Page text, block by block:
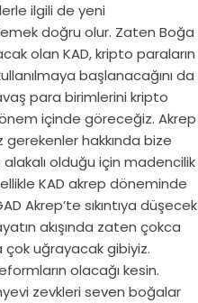
ilgili de yeni
doğru olur. Zaten Boğa
olan KAD, kripto paraların
başlanacağını da
para birimlerini kripto
içinde göreceğiz. Akrep
gerekenler hakkında bize
olduğu için madencilik
KAD akrep döneminde
Akrep’te sıkıntıya düşecek
akışında zaten çokca
çok uğrayacak gibiyiz.
olacağı kesin.
zevkleri seven boğalar